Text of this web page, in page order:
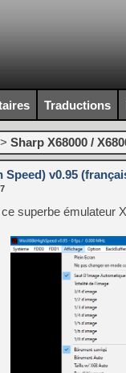
Traductions
> Sharp X68000 /
v0.95
superbe émulateur